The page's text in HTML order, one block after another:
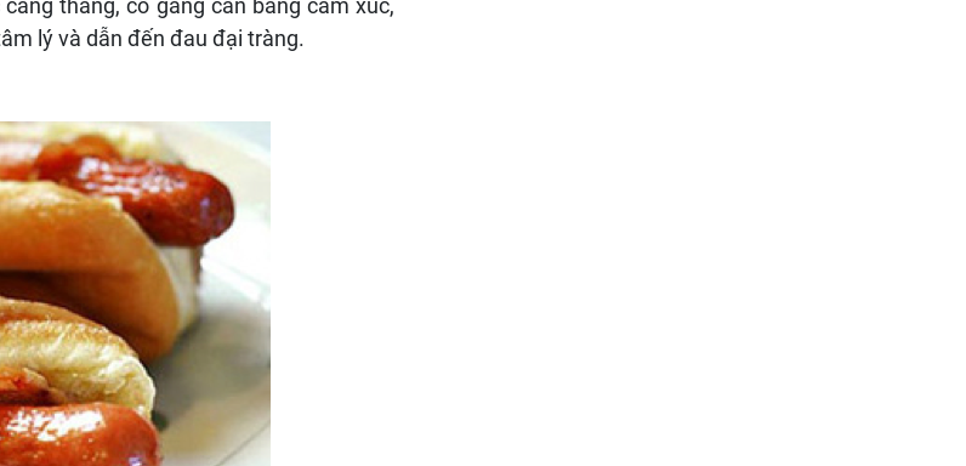
thẳng, cố gắng cân bằng cảm xúc,
lý và dẫn đến đau đại tràng.